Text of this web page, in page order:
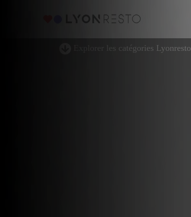
Explorer les catégories Lyonresto